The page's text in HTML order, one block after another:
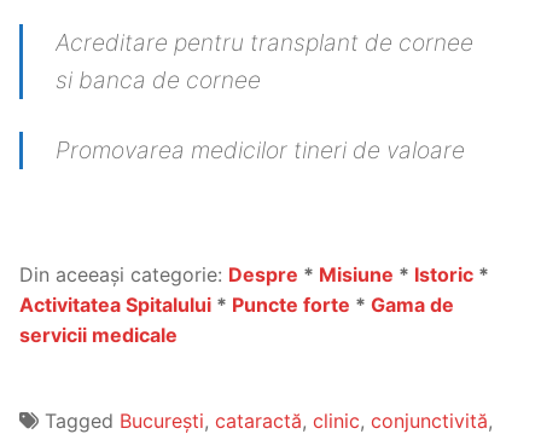
Acreditare pentru transplant de cornee
si banca de cornee
Promovarea medicilor tineri de valoare
Din aceeași categorie: Despre * Misiune * Istoric *
Activitatea Spitalului * Puncte forte * Gama de
servicii medicale
Tagged București, cataractă, clinic, conjunctivită,